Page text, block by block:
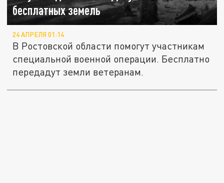
бесплатных земель
24 АПРЕЛЯ 01:14
В Ростовской области помогут участникам
специальной военной операции. Бесплатно
передадут земли ветеранам.